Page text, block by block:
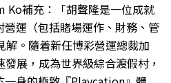
Ko補充：「胡聲隆是一位成就
運（包括賭場運作、財務、管
解。隨着新任博彩營運總裁加
展，成為世界級綜合渡假村，